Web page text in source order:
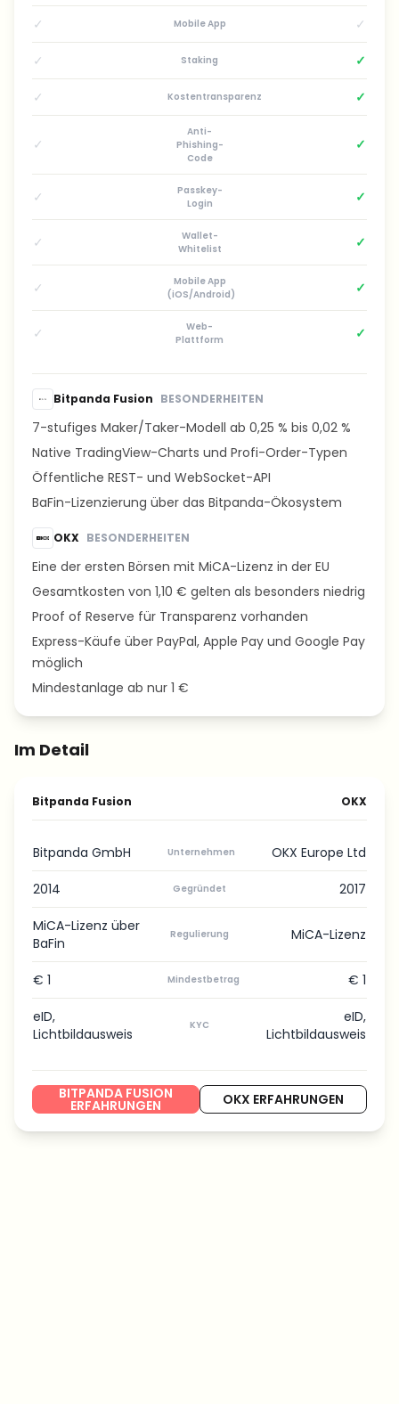
✓ Mobile App ✓
✓ Staking ✓
✓ Kostentransparenz ✓
✓
Anti-
Phishing-
Code
✓
✓
Passkey-
Login
✓
✓
Wallet-
Whitelist
✓
✓
Mobile App
(iOS/Android)
✓
✓
Web-
Plattform
✓
Bitpanda Fusion BESONDERHEITEN
7-stufiges Maker/Taker-Modell ab 0,25 % bis 0,02 %
Native TradingView-Charts und Profi-Order-Typen
Öffentliche REST- und WebSocket-API
BaFin-Lizenzierung über das Bitpanda-Ökosystem
OKX BESONDERHEITEN
Eine der ersten Börsen mit MiCA-Lizenz in der EU
Gesamtkosten von 1,10 € gelten als besonders niedrig
Proof of Reserve für Transparenz vorhanden
Express-Käufe über PayPal, Apple Pay und Google Pay
möglich
Mindestanlage ab nur 1 €
Im Detail
Bitpanda Fusion OKX
Bitpanda GmbH Unternehmen OKX Europe Ltd
2014 Gegründet 2017
MiCA-Lizenz über
BaFin
Regulierung MiCA-Lizenz
€ 1 Mindestbetrag € 1
eID,
Lichtbildausweis
KYC
eID,
Lichtbildausweis
BITPANDA FUSION
ERFAHRUNGEN OKX ERFAHRUNGEN